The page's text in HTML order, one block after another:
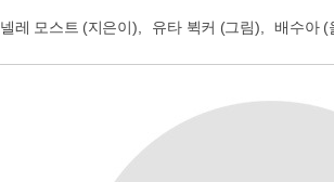
넬레 모스트 (지은이), 유타 뷕커 (그림), 배수아(